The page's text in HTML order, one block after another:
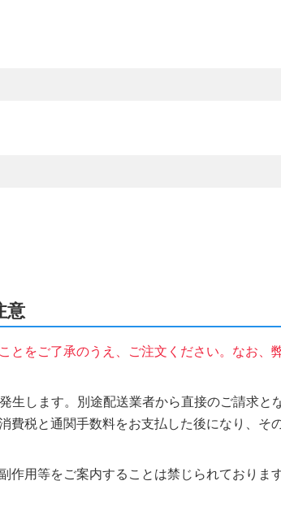
意
とをご了承のうえ、ご注文ください。なお、
生します。別途配送業者から直接のご請求
費税と通関手数料をお支払した後になり、そ
作用等をご案内することは禁じられておりま